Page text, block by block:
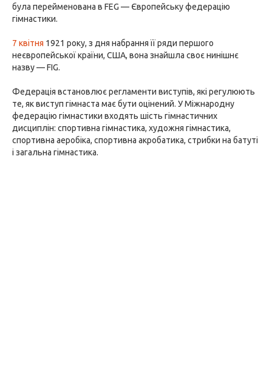
була перейменована в FEG — Європейську федерацію
гімнастики.
7 квітня 1921 року, з дня набрання її ряди першого
неєвропейської країни, США, вона знайшла своє нинішнє
назву — FIG.
Федерація встановлює регламенти виступів, які регулюють
те, як виступ гімнаста має бути оцінений. У Міжнародну
федерацію гімнастики входять шість гімнастичних
дисциплін: спортивна гімнастика, художня гімнастика,
спортивна аеробіка, спортивна акробатика, стрибки на батуті
і загальна гімнастика.